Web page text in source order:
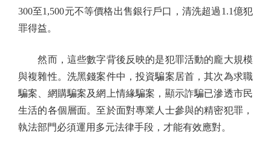
300至1,500元不等價格出售銀行戶口，清洗超過1.1億犯
罪得益。
然而，這些數字背後反映的是犯罪活動的龐大規模
與複雜性。洗黑錢案件中，投資騙案居首，其次為求職
騙案、網購騙案及網上情緣騙案，顯示詐騙已滲透市民
生活的各個層面。至於面對專業人士參與的精密犯罪，
執法部門必須運用多元法律手段，才能有效應對。